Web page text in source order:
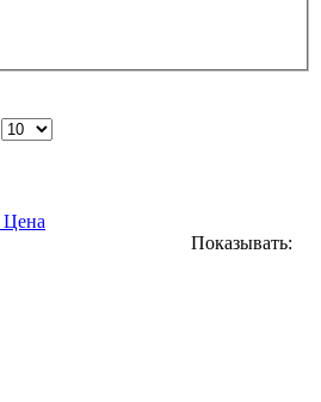
Цена
Показывать: